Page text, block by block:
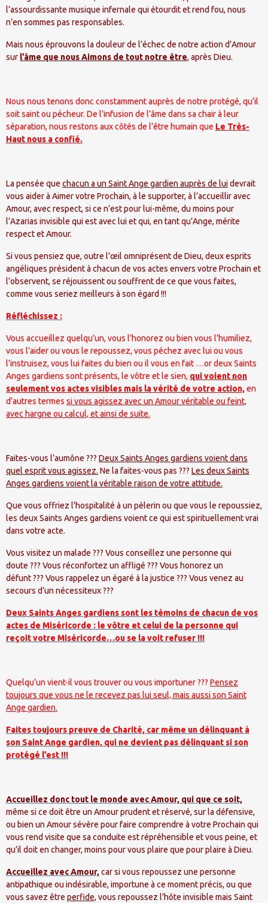
l’assourdissante musique infernale qui étourdit et rend fou, nous
n’en sommes pas responsables.
Mais nous éprouvons la douleur de l’échec de notre action d’Amour
sur l’âme que nous Aimons de tout notre être, après Dieu.
Nous nous tenons donc constamment auprès de notre protégé, qu’il
soit saint ou pécheur. De l’infusion de l’âme dans sa chair à leur
séparation, nous restons aux côtés de l’être humain que Le Très-
Haut nous a confié.
La pensée que chacun a un Saint Ange gardien auprès de luidevrait
vous aider à Aimer votre Prochain, à le supporter, à l’accueillir avec
Amour, avec respect, si ce n’est pour lui-même, du moins pour
l’Azarias invisible qui est avec lui et qui, en tant qu’Ange, mérite
respect et Amour.
Si vous pensiez que, outre l’œil omniprésent de Dieu, deux esprits
angéliques président à chacun de vos actes envers votre Prochain et
l’observent, se réjouissent ou souffrent de ce que vous faites,
comme vous seriez meilleurs à son égard !!!
Réfléchissez :
Vous accueillez quelqu’un, vous l’honorez ou bien vous l’humiliez,
vous l’aider ou vous le repoussez, vous péchez avec lui ou vous
l’instruisez, vous lui faites du bien ou il vous en fait …or deux Saints
Anges gardiens sont présents, le vôtre et le sien, qui voient non
seulement vos actes visibles mais la vérité de votre action,en
d’autres termes si vous agissez avec un Amour véritable ou feint,
avec hargne ou calcul, et ainsi de suite.
Faites-vous l’aumône ??? Deux Saints Anges gardiens voient dans
quel esprit vous agissez. Ne la faites-vous pas ??? Les deux Saints
Anges gardiens voient la véritable raison de votre attitude.
Que vous offriez l’hospitalité à un pèlerin ou que vous le repoussiez,
les deux Saints Anges gardiens voient ce qui est spirituellement vrai
dans votre acte.
Vous visitez un malade ??? Vous conseillez une personne qui
doute ??? Vous réconfortez un affligé ??? Vous honorez un
défunt ??? Vous rappelez un égaré à la justice ??? Vous venez au
secours d’un nécessiteux ???
Deux Saints Anges gardiens sont les témoins de chacun de vos
actes de Miséricorde : le vôtre et celui de la personne qui
reçoit votre Miséricorde…ou se la voit refuser !!!
Quelqu’un vient-il vous trouver ou vous importuner ??? Pensez
toujours que vous ne le recevez pas lui seul, mais aussi son Saint
Ange gardien.
Faites toujours preuve de Charité, car même un délinquant à
son Saint Ange gardien, qui ne devient pas délinquant si son
protégé l’est !!!
Accueillez donc tout le monde avec Amour, qui que ce soit,
même si ce doit être un Amour prudent et réservé, sur la défensive,
ou bien un Amour sévère pour faire comprendre à votre Prochain qui
vous rend visite que sa conduite est répréhensible et vous peine, et
qu’il doit en changer, moins pour vous plaire que pour plaire à Dieu.
Accueillez avec Amour,car si vous repoussez une personne
antipathique ou indésirable, importune à ce moment précis, ou que
vous savez être perfide, vous repoussez l’hôte invisible mais Saint